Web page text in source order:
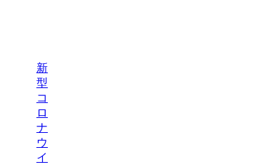
新
型
コ
ロ
ナ
ウ
イ